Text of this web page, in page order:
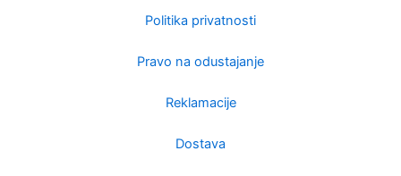
Politika privatnosti
Pravo na odustajanje
Reklamacije
Dostava